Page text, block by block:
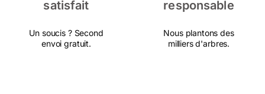
satisfait
Un soucis ? Second
envoi gratuit.
responsable
Nous plantons des
milliers d'arbres.